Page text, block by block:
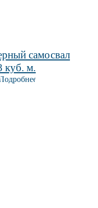
самосвал
куб. м.
Подробнее